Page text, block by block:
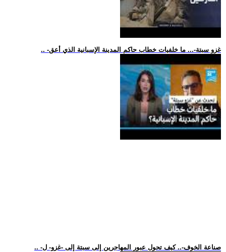
.. -غزو سبتة-... ما خلفيات خطاب حاكم المدينة الإسبانية الذي أعق
.. -صناعة الخوف-.. كيف تحول عبور المهاجرين إلى سبتة إلى -غزو- ل